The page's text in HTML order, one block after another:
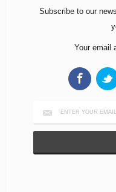
Subscribe to our
Your email